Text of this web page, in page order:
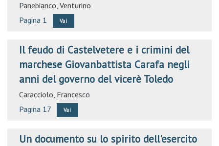
Panebianco, Venturino
Pagina 1
Vai
Il feudo di Castelvetere e i crimini del
marchese Giovanbattista Carafa negli
anni del governo del vicerè Toledo
Caracciolo, Francesco
Pagina 17
Vai
Un documento su lo spirito dell'esercito